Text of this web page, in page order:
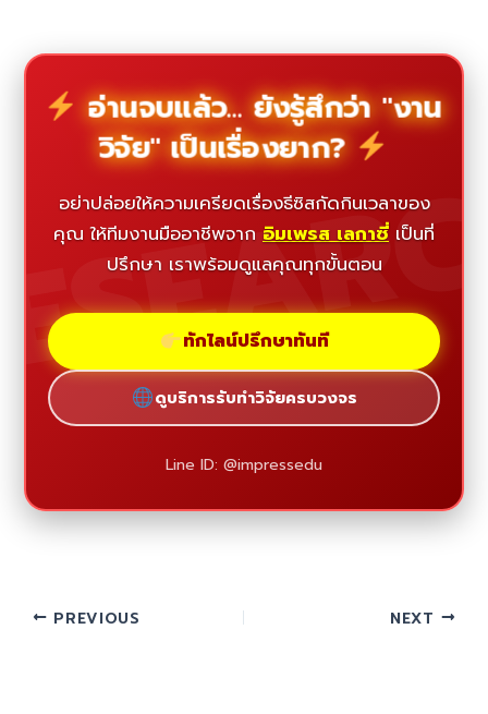
อ่านจบแล้ว... ยังรู้สึกว่า "งาน
วิจัย" เป็นเรื่องยาก?
อย่าปล่อยให้ความเครียดเรื่องธีซิสกัดกินเวลาของ
คุณ ให้ทีมงานมืออาชีพจาก อิมเพรส เลกาซี่ เป็นที่
ปรึกษา เราพร้อมดูแลคุณทุกขั้นตอน
ทักไลน์ปรึกษาทันที
ดูบริการรับทำวิจัยครบวงจร
Line ID: @impressedu
PREVIOUS NEXT